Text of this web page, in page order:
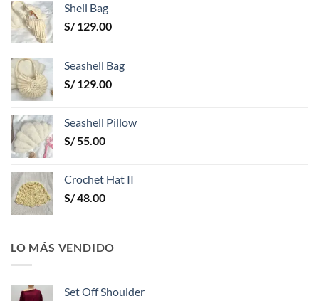
Shell Bag
S/129.00
Seashell Bag
S/129.00
Seashell Pillow
S/55.00
Crochet Hat II
S/48.00
LO MÁS VENDIDO
Set Off Shoulder